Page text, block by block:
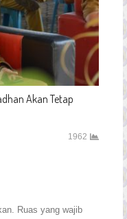
Akan Tetap
1962
Ruas yang wajib